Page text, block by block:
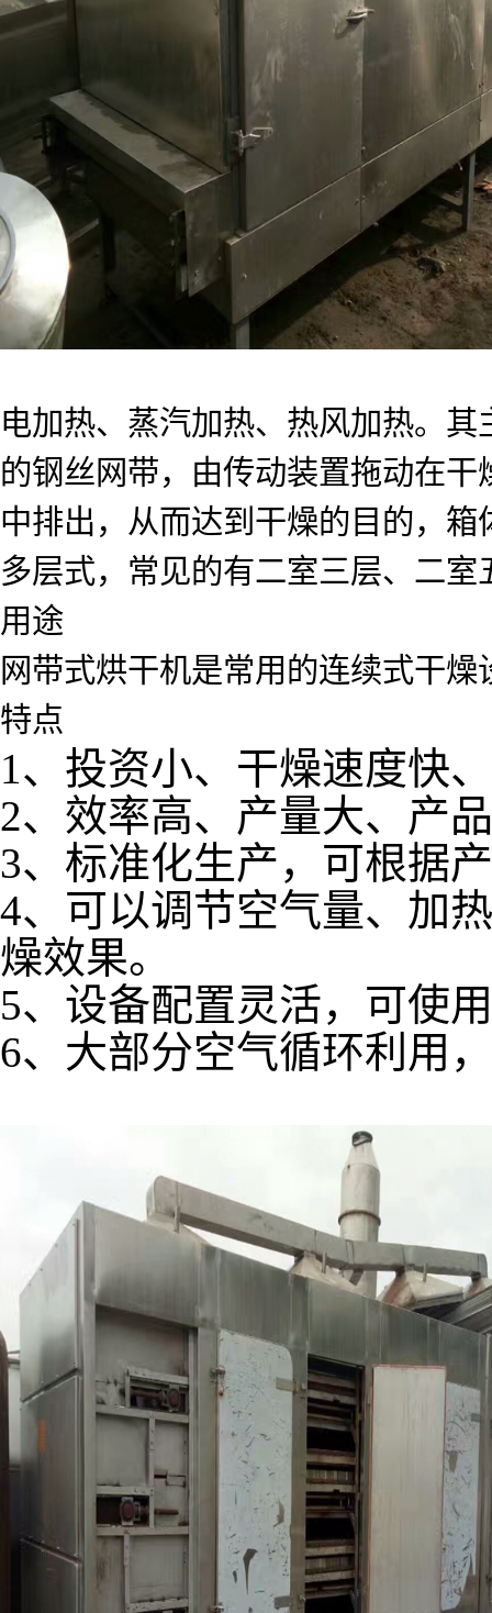
电加热、蒸汽加热、热风加热。
的钢丝网带，由传动装置拖动在
中排出，从而达到干燥的目的，
多层式，常见的有二室三层、二室
用途
网带式烘干机是常用的连续式干燥
特点
1、投资小、干燥速度快
2、效率高、产量大、产
3、标准化生产，可根据
4、可以调节空气量、加
燥效果。
5、设备配置灵活，可使
6、大部分空气循环利用